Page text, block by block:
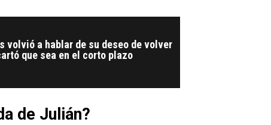
volvió a hablar de su deseo de volver
que sea en el corto plazo
de Julián?